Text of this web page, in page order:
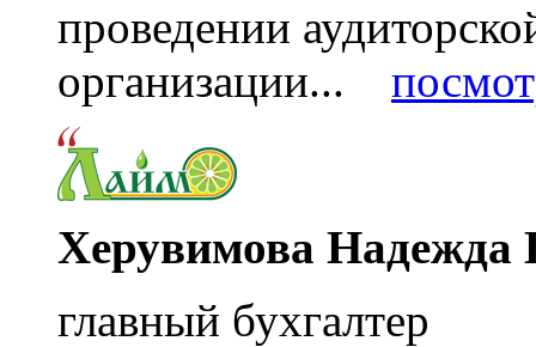
проведении
организации...
Херувимова Надежда
главный бухгалтер